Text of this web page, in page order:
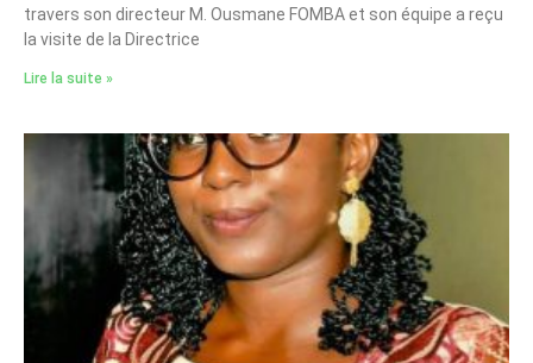
travers son directeur M. Ousmane FOMBA et son équipe a reçu
la visite de la Directrice
Lire la suite »